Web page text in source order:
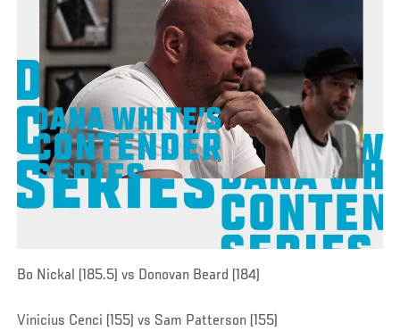
Bo Nickal (185.5) vs Donovan Beard (184)
Vinicius Cenci (155) vs Sam Patterson (155)